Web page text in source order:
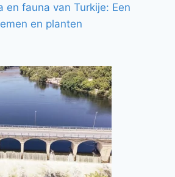
en fauna van Turkije: Een
en planten